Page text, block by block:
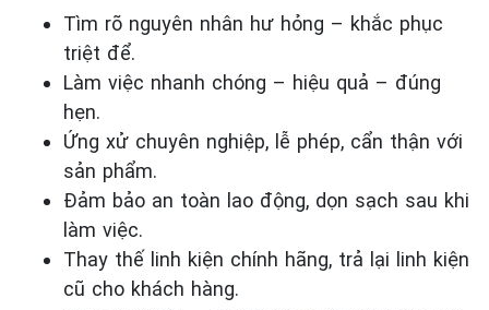
Tìm rõ nguyên nhân hư hỏng – khắc phục
triệt để.
Làm việc nhanh chóng – hiệu quả – đúng
hẹn.
Ứng xử chuyên nghiệp, lễ phép, cẩn thận với
sản phẩm.
Đảm bảo an toàn lao động, dọn sạch sau khi
làm việc.
Thay thế linh kiện chính hãng, trả lại linh kiện
cũ cho khách hàng.